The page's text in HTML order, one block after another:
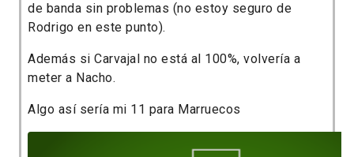
de banda sin problemas (no estoy seguro de
Rodrigo en este punto).
Además si Carvajal no está al 100%, volvería a
meter a Nacho.
Algo así sería mi 11 para Marruecos